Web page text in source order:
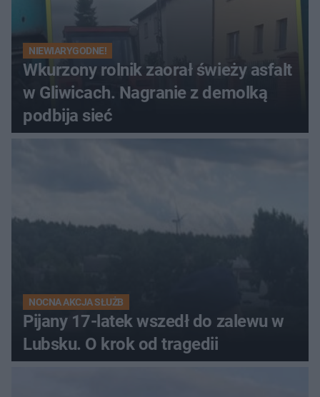
NIEWIARYGODNE!
Wkurzony rolnik zaorał świeży asfalt
w Gliwicach. Nagranie z demolką
podbija sieć
NOCNA AKCJA SŁUŻB
Pijany 17-latek wszedł do zalewu w
Lubsku. O krok od tragedii